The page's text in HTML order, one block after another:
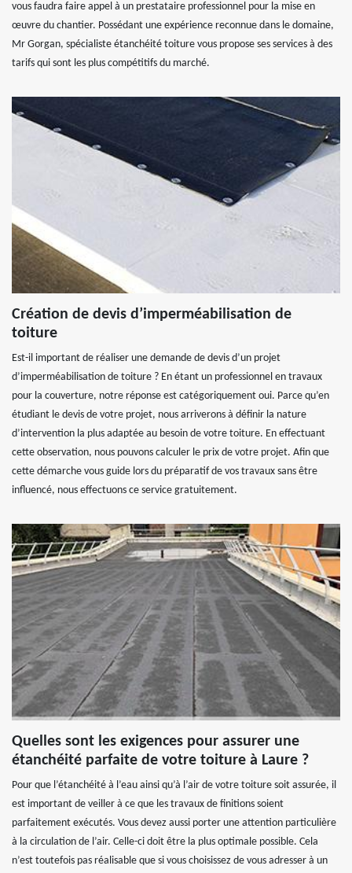
vous faudra faire appel à un prestataire professionnel pour la mise en
œuvre du chantier. Possédant une expérience reconnue dans le domaine,
Mr Gorgan, spécialiste étanchéité toiture vous propose ses services à des
tarifs qui sont les plus compétitifs du marché.
Création de devis d’imperméabilisation de
toiture
Est-il important de réaliser une demande de devis d’un projet
d’imperméabilisation de toiture ? En étant un professionnel en travaux
pour la couverture, notre réponse est catégoriquement oui. Parce qu’en
étudiant le devis de votre projet, nous arriverons à définir la nature
d’intervention la plus adaptée au besoin de votre toiture. En effectuant
cette observation, nous pouvons calculer le prix de votre projet. Afin que
cette démarche vous guide lors du préparatif de vos travaux sans être
influencé, nous effectuons ce service gratuitement.
Quelles sont les exigences pour assurer une
étanchéité parfaite de votre toiture à Laure ?
Pour que l’étanchéité à l’eau ainsi qu’à l’air de votre toiture soit assurée, il
est important de veiller à ce que les travaux de finitions soient
parfaitement exécutés. Vous devez aussi porter une attention particulière
à la circulation de l’air. Celle-ci doit être la plus optimale possible. Cela
n’est toutefois pas réalisable que si vous choisissez de vous adresser à un